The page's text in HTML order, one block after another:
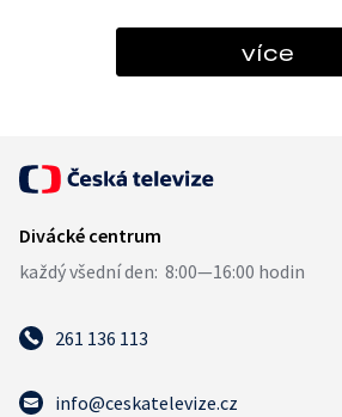
více
261 136 113
info@ceskatelevize.cz